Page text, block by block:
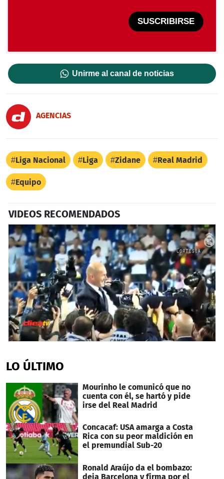
SUSCRIBIRSE
Unirme al canal de noticias
AGENCIAS
Liga Nacional Liga Zidane Real Madrid
Equipo
VIDEOS RECOMENDADOS
of
1
8
seconds
LO ÚLTIMO
Mourinho le comunicó que no
cuenta con él, se hartó y pide
irse del Real Madrid
Concacaf: USA amarga a Costa
Rica con su peor maldición en
el premundial Sub-20
Ronald Araújo da el bombazo:
deja Barcelona y firma por el